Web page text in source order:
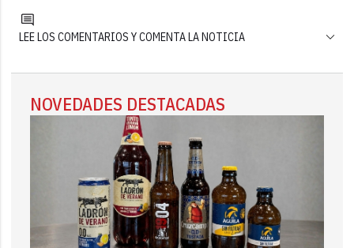
LEE LOS COMENTARIOS Y COMENTA LA NOTICIA
NOVEDADES DESTACADAS